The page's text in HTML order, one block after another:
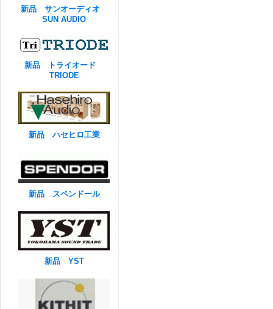
新品 サンオーディオ
SUN AUDIO
新品 トライオード
TRIODE
新品 ハセヒロ工業
新品 スペンドール
新品 YST